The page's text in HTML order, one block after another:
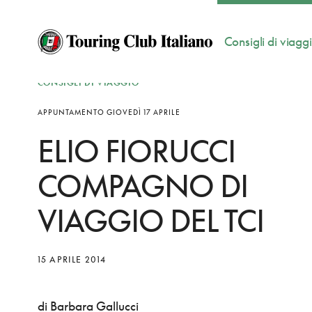
Consigli di
CONSIGLI DI VIAGGIO
APPUNTAMENTO GIOVEDÌ 17 APRILE
ELIO FIORUCCI
COMPAGNO DI
VIAGGIO DEL TCI
15 APRILE 2014
di Barbara Gallucci